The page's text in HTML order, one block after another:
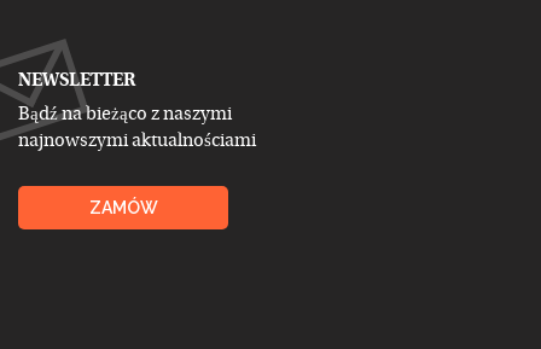
NEWSLETTER
Bądź na bieżąco z naszymi
najnowszymi aktualnościami
ZAMÓW